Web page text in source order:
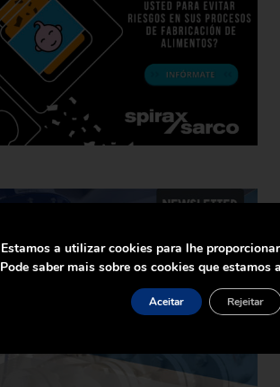
Estamos a utilizar cookies para lhe
Pode saber mais sobre os cookies que
Aceitar Rejeitar